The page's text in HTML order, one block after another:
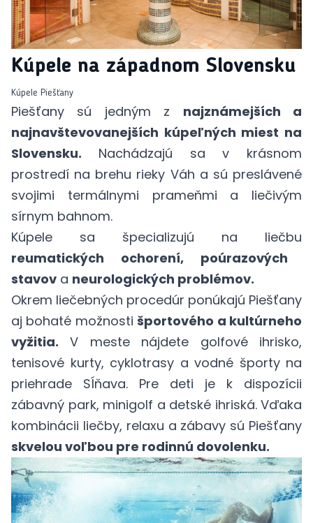
Kúpele na západnom Slovensku
Kúpele Piešťany
Piešťany sú jedným z najznámejších a
najnavštevovanejších kúpeľných miest na
Slovensku. Nachádzajú sa v krásnom
prostredí na brehu rieky Váh a sú preslávené
svojimi termálnymi prameňmi a liečivým
sírnym bahnom.
Kúpele sa špecializujú na liečbu
reumatických ochorení, poúrazových
stavov a neurologických problémov.
Okrem liečebných procedúr ponúkajú Piešťany
aj bohaté možnostišportového a kultúrneho
vyžitia. V meste nájdete golfové ihrisko,
tenisové kurty, cyklotrasy a vodné športy na
priehrade Sĺňava. Pre deti je k dispozícii
zábavný park, minigolf a detské ihriská. Vďaka
kombinácii liečby, relaxu a zábavy sú Piešťany
skvelou voľbou pre rodinnú dovolenku.